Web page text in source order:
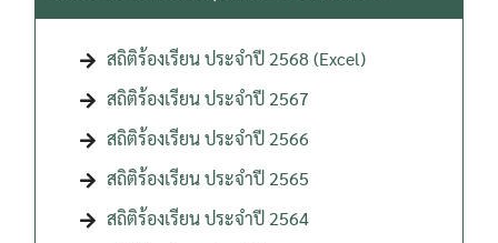
สถิติร้องเรียน ประจำปี 2568(Excel)
สถิติร้องเรียน ประจำปี 2567
สถิติร้องเรียน ประจำปี 2566
สถิติร้องเรียน ประจำปี 2565
สถิติร้องเรียน ประจำปี 2564